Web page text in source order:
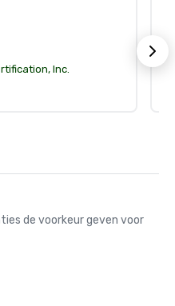
Inc.
de voorkeur geven voor